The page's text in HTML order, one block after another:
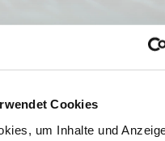
Cookies
um Inhalte und
Juli 2026, 10:30 -